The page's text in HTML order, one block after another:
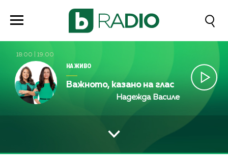
18:00 19:00
НА ЖИВО
Важното, казано на глас
Надежда Василева и Лили